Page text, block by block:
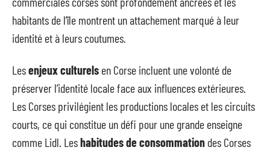
habitants de l’île montrent un attachement marqué à leur
identité et à leurs coutumes.
Lesenjeux culturels en Corse incluent une volonté de
préserver l’identité locale face aux influences extérieures.
Les Corses privilégient les productions locales et les circuits
courts, ce qui constitue un défi pour une grande enseigne
comme Lidl. Leshabitudes de consommation des Corses